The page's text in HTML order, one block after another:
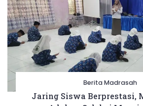
Berita Madrasah
Jaring Siswa Berprestasi,